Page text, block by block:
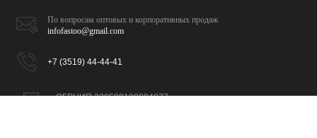
По вопросам оптовых икорпоративных продаж
infofastoo@gmail.com
+7 (3519) 44-44-41
ОГРНИП 320508100094077